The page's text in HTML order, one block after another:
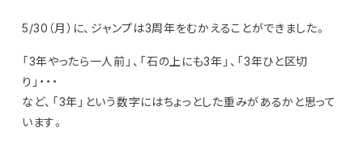
5/30（月）に、ジャンプは3周年をむかえることができました。
「3年やったら一人前」、「石の上にも3年」、「3年ひと区切
り」・・・
など、「3年」という数字にはちょっとした重みがあるかと思って
います。